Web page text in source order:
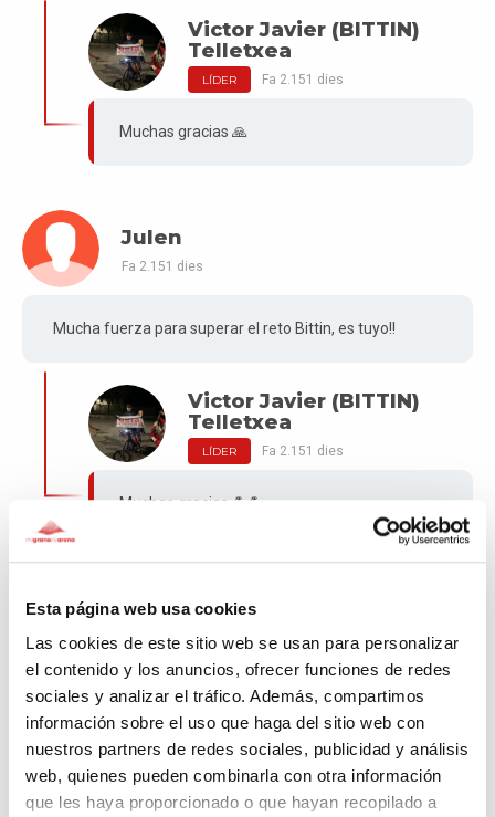
Esta página web usa cookies
Las cookies de este sitio web se usan para personalizar
el contenido y los anuncios, ofrecer funciones de redes
sociales y analizar el tráfico. Además, compartimos
información sobre el uso que haga del sitio web con
nuestros partners de redes sociales, publicidad y análisis
web, quienes pueden combinarla con otra información
que les haya proporcionado o que hayan recopilado a
Victor Javier (BITTIN)
Telletxea
LÍDER Fa 2.151 dies
Muchas gracias 🙏
Julen
Fa 2.151 dies
Mucha fuerza para superar el reto Bittin, es tuyo!!
Victor Javier (BITTIN)
Telletxea
LÍDER Fa 2.151 dies
Muchas gracias 💪💪
Nagore
Fa 2.152 dies
Aurrera y Zorionak por la iniciativa.
Victor Javier (BITTIN)
Telletxea